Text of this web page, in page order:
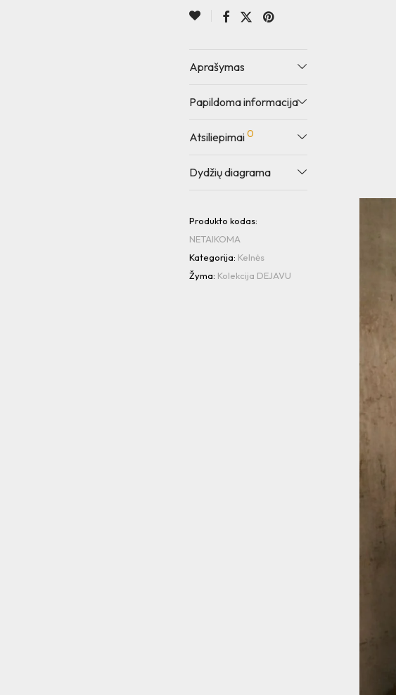
Aprašymas
Papildoma informacija
Atsiliepimai0
Dydžių diagrama
Produkto kodas:
NETAIKOMA
Kategorija: Kelnės
Žyma: Kolekcija DEJAVU